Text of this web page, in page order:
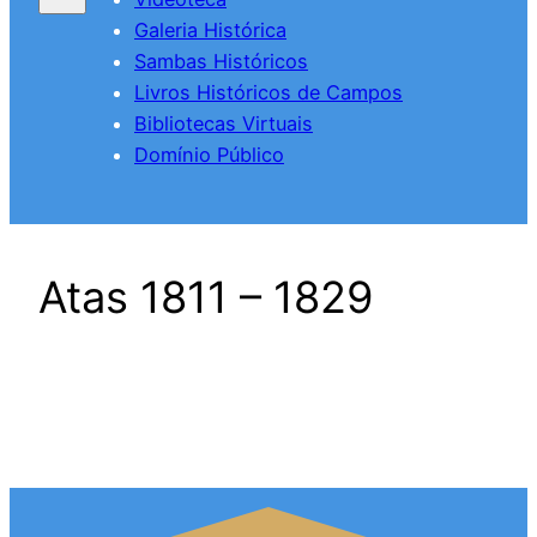
Galeria Histórica
Sambas Históricos
Livros Históricos de Campos
Bibliotecas Virtuais
Domínio Público
Atas 1811 – 1829